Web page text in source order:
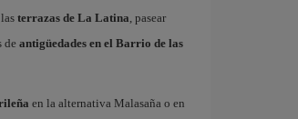
terrazas de La Latina, pasear
de antigüedades en el Barrio de las
en la alternativa Malasaña o en